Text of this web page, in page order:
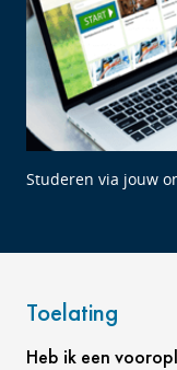
Studeren via jouw
Toelating
Heb ik een